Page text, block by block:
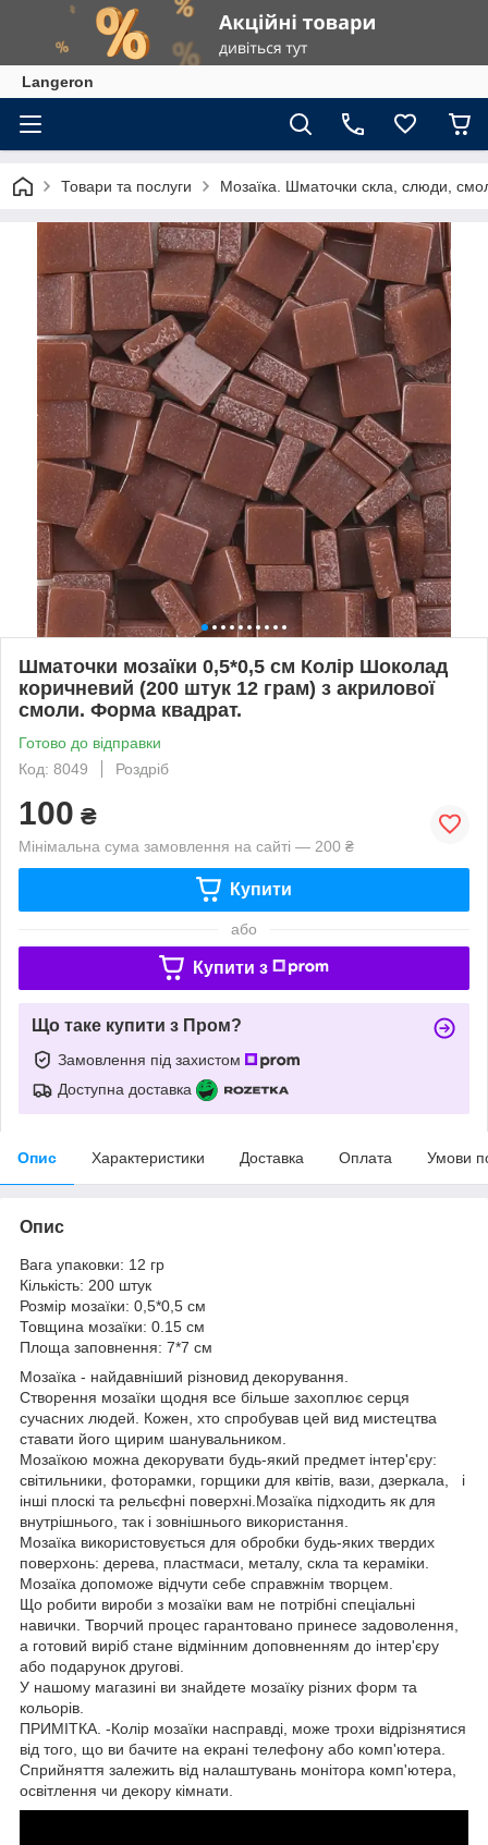
Langeron
Товари та послуги Мозаїка. Шматочки скла, слюди,
Шматочки мозаїки 0,5*0,5 см Колір Шоколад
коричневий (200 штук 12 грам) з акрилової
смоли. Форма квадрат.
Готово до відправки
Код: 8049
Роздріб
100 ₴
Мінімальна сума замовлення на сайті — 200 ₴
Купити
або
Купити з
Що таке купити з Пром?
Замовлення під захистом
Доступна доставка
Опис Характеристики Доставка Оплата Умови
Опис
Вага упаковки: 12 гр
Кількість: 200 штук
Розмір мозаїки: 0,5*0,5 см
Товщина мозаїки: 0.15 см
Площа заповнення: 7*7 см
Мозаїка - найдавніший різновид декорування.
Створення мозаїки щодня все більше захоплює серця
сучасних людей. Кожен, хто спробував цей вид мистецтва
ставати його щирим шанувальником.
Мозаїкою можна декорувати будь-який предмет інтер'єру:
світильники, фоторамки, горщики для квітів, вази, дзеркала, і
інші плоскі та рельєфні поверхні.Мозаїка підходить як для
внутрішнього, так і зовнішнього використання.
Мозаїка використовується для обробки будь-яких твердих
поверхонь: дерева, пластмаси, металу, скла та кераміки.
Мозаїка допоможе відчути себе справжнім творцем.
Що робити вироби з мозаїки вам не потрібні спеціальні
навички. Творчий процес гарантовано принесе задоволення,
а готовий виріб стане відмінним доповненням до інтер'єру
або подарунок другові.
У нашому магазині ви знайдете мозаїку різних форм та
кольорів.
ПРИМІТКА. -Колір мозаїки насправді, може трохи відрізнятися
від того, що ви бачите на екрані телефону або комп'ютера.
Сприйняття залежить від налаштувань монітора комп'ютера,
освітлення чи декору кімнати.